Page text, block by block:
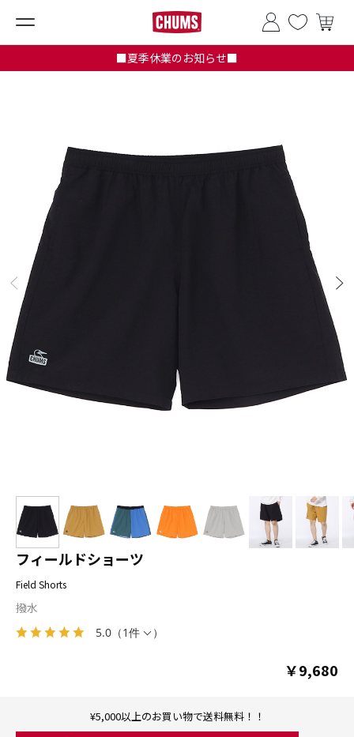
■夏季休業のお知らせ■
5.0 （1件 ）
フィールドショーツ
Field Shorts
撥水
￥9,680
¥5,000以上のお買い物で送料無料！！